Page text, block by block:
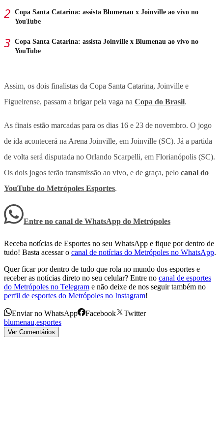
Copa Santa Catarina: assista Blumenau x Joinville ao vivo no
YouTube
Copa Santa Catarina: assista Joinville x Blumenau ao vivo no
YouTube
Assim, os dois finalistas da Copa Santa Catarina, Joinville e
Figueirense, passam a brigar pela vaga na Copa do Brasil.
As finais estão marcadas para os dias 16 e 23 de novembro. O jogo
de ida acontecerá na Arena Joinville, em Joinville (SC). Já a partida
de volta será disputada no Orlando Scarpelli, em Florianópolis (SC).
Os dois jogos terão transmissão ao vivo, e de graça, pelo canal do
YouTube do Metrópoles Esportes.
Entre no canal de WhatsApp do Metrópoles
Receba notícias de Esportes no seu WhatsApp e fique por dentro de
tudo! Basta acessar o canal de notícias do Metrópoles no WhatsApp.
Quer ficar por dentro de tudo que rola no mundo dos esportes e
receber as notícias direto no seu celular? Entre no canal de esportes
do Metrópoles no Telegram e não deixe de nos seguir também no
perfil de esportes do Metrópoles no Instagram!
Enviar no WhatsApp Facebook
Twitter
blumenau,esportes
Ver Comentários